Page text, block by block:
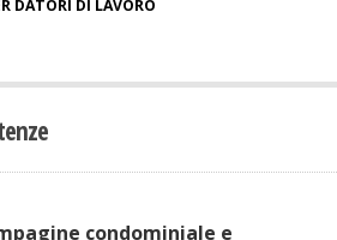
DATORI DI LAVORO
condominiale e